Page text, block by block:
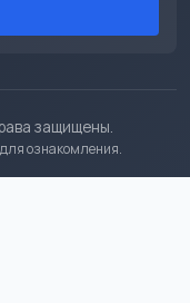
защищены.
ознакомления.